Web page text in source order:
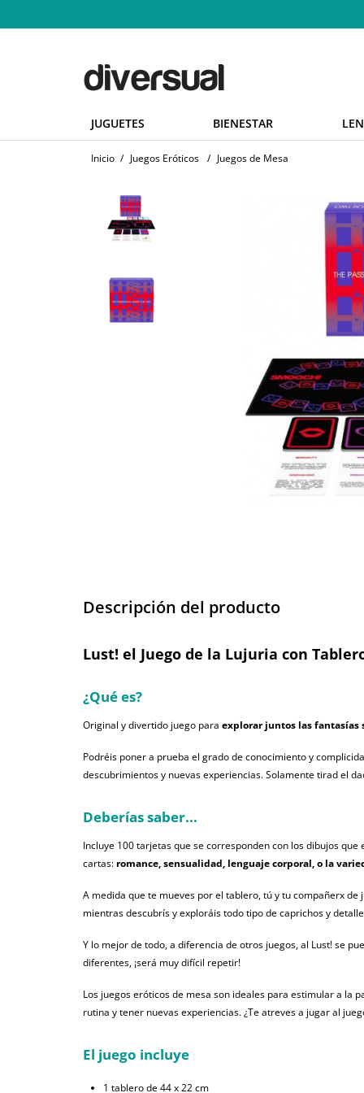
JUGUETES BIENESTAR
Inicio / Juegos Eróticos / Juegos de Mesa
Descripción del producto
Lust! el Juego de la Lujuria con
¿Qué es?
Original y divertido juego para explorar juntos las fantasías
Podréis poner a prueba el grado de conocimiento y
descubrimientos y nuevas experiencias. Solamente tirad el
Deberías saber...
Incluye 100 tarjetas que se corresponden con los dibujos
cartas: romance, sensualidad, lenguaje corporal, o la
A medida que te mueves por el tablero, tú y tu compañerx
mientras descubrís y exploráis todo tipo de caprichos y
Y lo mejor de todo, a diferencia de otros juegos, al Lust! se
diferentes, ¡será muy difícil repetir!
Los juegos eróticos de mesa son ideales para estimular a la
rutina y tener nuevas experiencias. ¿Te atreves a jugar al
El juego incluye
1 tablero de 44 x 22 cm